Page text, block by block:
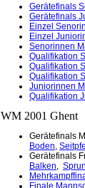
Gerätefinals
Gerätefinals
Einzel
Einzel
Senorinnen
Qualifikation
Qualifikation
Qualifikation
Juniorinnen
Qualifikation
WM 2001 Ghent
Gerätefinals
Boden
Gerätefinals
Balken
Finale